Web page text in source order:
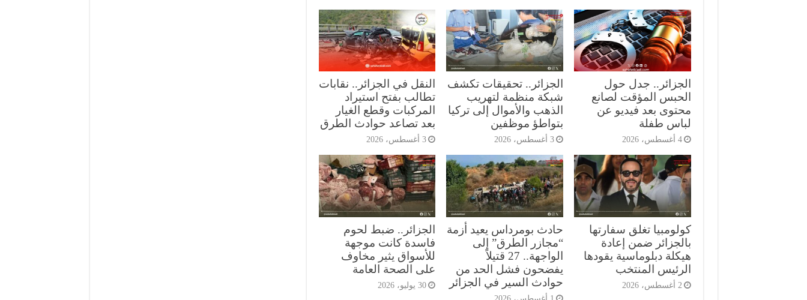
الجزائر.. جدل حول
الحبس المؤقت لصانع
محتوى بعد فيديو عن
لباس طفلة
4 أغسطس، 2026
الجزائر.. تحقيقات تكشف
شبكة منظمة لتهريب
الذهب والأموال إلى تركيا
بتواطؤ موظفين
3 أغسطس، 2026
النقل في الجزائر.. نقابات
تطالب بفتح استيراد
المركبات وقطع الغيار
بعد تصاعد حوادث الطرق
3 أغسطس، 2026
كولومبيا تغلق سفارتها
بالجزائر ضمن إعادة
هيكلة دبلوماسية يقودها
الرئيس المنتخب
2 أغسطس، 2026
حادث بومرداس يعيد أزمة
“مجازر الطرق” إلى
الواجهة.. 27 قتيلاً
يفضحون فشل الحد من
حوادث السير في الجزائر
الجزائر.. ضبط لحوم
فاسدة كانت موجهة
للأسواق يثير مخاوف
على الصحة العامة
30 يوليو، 2026